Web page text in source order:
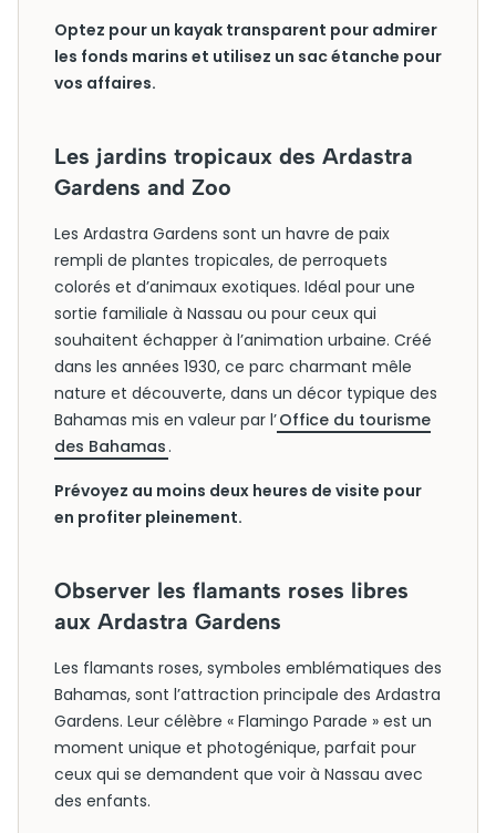
Optez pour un kayak transparent pour admirer
les fonds marins et utilisez un sac étanche pour
vos affaires.
Les jardins tropicaux des Ardastra
Gardens and Zoo
Les Ardastra Gardens sont un havre de paix
rempli de plantes tropicales, de perroquets
colorés et d’animaux exotiques. Idéal pour une
sortie familiale à Nassau ou pour ceux qui
souhaitent échapper à l’animation urbaine. Créé
dans les années 1930, ce parc charmant mêle
nature et découverte, dans un décor typique des
Bahamas mis en valeur par l’Office du tourisme
des Bahamas .
Prévoyez au moins deux heures de visite pour
en profiter pleinement.
Observer les flamants roses libres
aux Ardastra Gardens
Les flamants roses, symboles emblématiques des
Bahamas, sont l’attraction principale des Ardastra
Gardens. Leur célèbre « Flamingo Parade » est un
moment unique et photogénique, parfait pour
ceux qui se demandent que voir à Nassau avec
des enfants.